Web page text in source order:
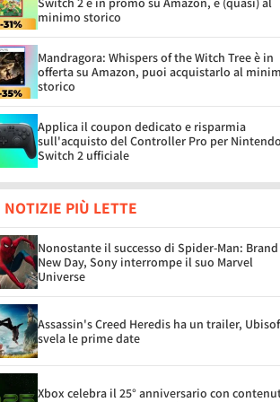
minimo storico
Mandragora: Whispers of the Witch Tree è in
offerta su Amazon, puoi acquistarlo al
storico
Applica il coupon dedicato e risparmia
sull'acquisto del Controller Pro per Nintendo
Switch 2 ufficiale
NOTIZIE PIÙ LETTE
Nonostante il successo di Spider-Man: Brand
New Day, Sony interrompe il suo Marvel
Universe
Assassin's Creed Heredis ha un trailer,
svela le prime date
Xbox celebra il 25° anniversario con